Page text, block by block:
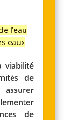
l’eau
eaux
viabilité
de
de